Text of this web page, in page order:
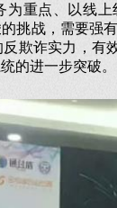
为重点、以线
挑战，需要强
欺诈实力，有
的进一步突破。